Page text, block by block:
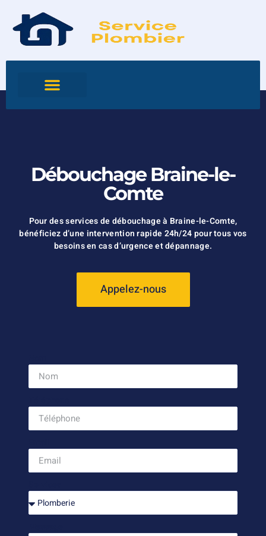
Débouchage Braine-le-
Comte
Pour des services de débouchage à Braine-le-Comte,
bénéficiez d’une intervention rapide 24h/24 pour tous vos
besoins en cas d’urgence et dépannage.
Appelez-nous